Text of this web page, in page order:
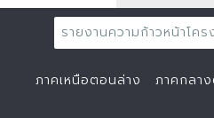
รายงานความก้าวหน้าโคร
ภาคเหนือตอนล่าง ภาคกลา